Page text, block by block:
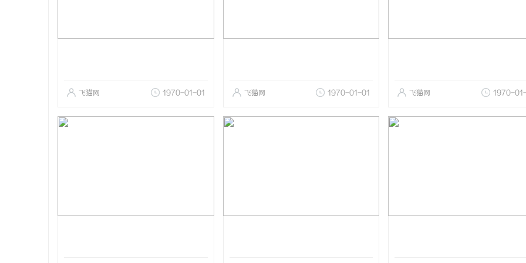
飞猫网 1970-01-01 飞猫网 1970-01-01 飞猫网 1970-